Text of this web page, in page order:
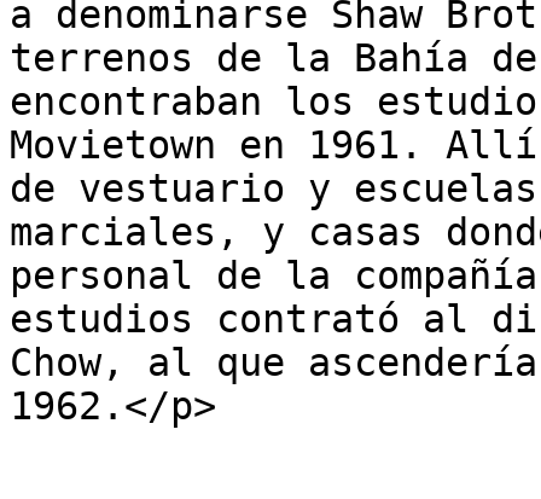
a denominarse Shaw
terrenos de la Bahía
encontraban los
Movietown en 1961.
de vestuario y
marciales, y casas
personal de la
estudios contrató al
Chow, al que
1962.</p>